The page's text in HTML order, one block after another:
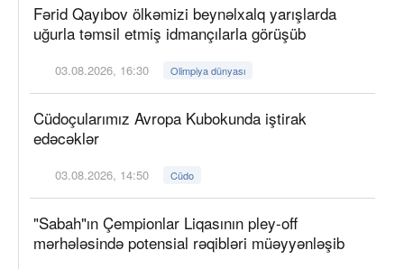
Fərid Qayıbov ölkəmizi beynəlxalq yarışlarda
uğurla təmsil etmiş idmançılarla görüşüb
03.08.2026, 16:30 Olimpiya dünyası
Cüdoçularımız Avropa Kubokunda iştirak
edəcəklər
03.08.2026, 14:50 Cüdo
"Sabah"ın Çempionlar Liqasının pley-off
mərhələsində potensial rəqibləri müəyyənləşib